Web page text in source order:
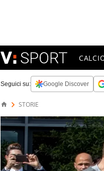
Seguici su: Google Discover
STORIE